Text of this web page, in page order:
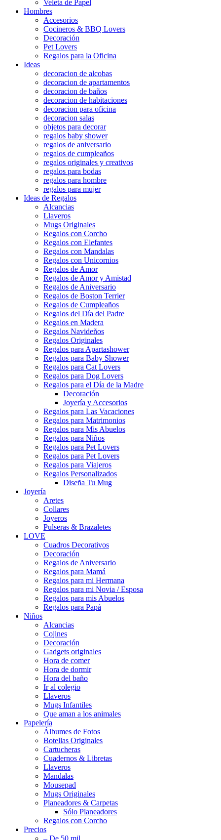
Veleta de Papel
Hombres
Accesorios
Cocineros & BBQ Lovers
Decoración
Pet Lovers
Regalos para la Oficina
Ideas
decoracion de alcobas
decoracion de apartamentos
decoracion de baños
decoracion de habitaciones
decoracion para oficina
decoracion salas
objetos para decorar
regalos baby shower
regalos de aniversario
regalos de cumpleaños
regalos originales y creativos
regalos para bodas
regalos para hombre
regalos para mujer
Ideas de Regalos
Alcancias
Llaveros
Mugs Originales
Regalos con Corcho
Regalos con Elefantes
Regalos con Mandalas
Regalos con Unicornios
Regalos de Amor
Regalos de Amor y Amistad
Regalos de Aniversario
Regalos de Boston Terrier
Regalos de Cumpleaños
Regalos del Día del Padre
Regalos en Madera
Regalos Navideños
Regalos Originales
Regalos para Apartashower
Regalos para Baby Shower
Regalos para Cat Lovers
Regalos para Dog Lovers
Regalos para el Día de la Madre
Decoración
Joyería y Accesorios
Regalos para Las Vacaciones
Regalos para Matrimonios
Regalos para Mis Abuelos
Regalos para Niños
Regalos para Pet Lovers
Regalos para Pet Lovers
Regalos para Viajeros
Regalos Personalizados
Diseña Tu Mug
Joyería
Aretes
Collares
Joyeros
Pulseras & Brazaletes
LOVE
Cuadros Decorativos
Decoración
Regalos de Aniversario
Regalos para Mamá
Regalos para mi Hermana
Regalos para mi Novia / Esposa
Regalos para mis Abuelos
Regalos para Papá
Niños
Alcancias
Cojines
Decoración
Gadgets originales
Hora de comer
Hora de dormir
Hora del baño
Ir al colegio
Llaveros
Mugs Infantiles
Que aman a los animales
Papelería
Álbumes de Fotos
Botellas Originales
Cartucheras
Cuadernos & Libretas
Llaveros
Mandalas
Mousepad
Mugs Originales
Planeadores & Carpetas
Sólo Planeadores
Regalos con Corcho
Precios
– De 50 mil